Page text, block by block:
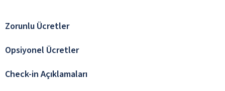
Zorunlu Ücretler
Opsiyonel Ücretler
Check-in Açıklamaları